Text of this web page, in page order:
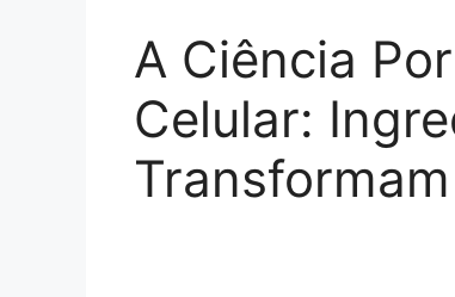
A Ciência
Celular: